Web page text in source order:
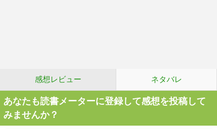
感想レビュー ネタバレ
あなたも読書メーターに登録して感想を投稿して
みませんか？